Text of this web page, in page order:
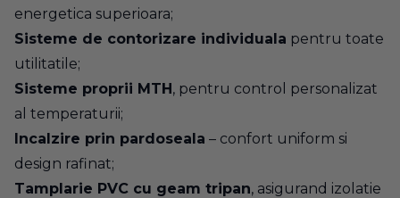
energetica superioara;
Sisteme de contorizare individuala pentru toate
utilitatile;
Sisteme proprii MTH, pentru control personalizat
al temperaturii;
Incalzire prin pardoseala – confort uniform si
design rafinat;
Tamplarie PVC cu geam tripan, asigurand izolatie